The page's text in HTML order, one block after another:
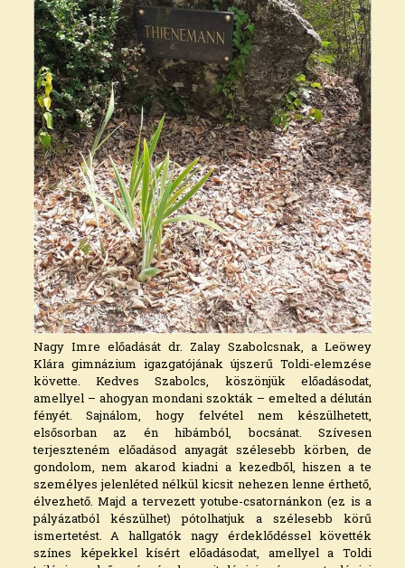
Nagy Imre előadását dr. Zalay Szabolcsnak, a Leöwey
Klára gimnázium igazgatójának újszerű Toldi-elemzése
követte. Kedves Szabolcs, köszönjük előadásodat,
amellyel – ahogyan mondani szokták – emelted a délután
fényét. Sajnálom, hogy felvétel nem készülhetett,
elsősorban az én hibámból, bocsánat. Szívesen
terjeszteném előadásod anyagát szélesebb körben, de
gondolom, nem akarod kiadni a kezedből, hiszen a te
személyes jelenléted nélkül kicsit nehezen lenne érthető,
élvezhető. Majd a tervezett yotube-csatornánkon (ez is a
pályázatból készülhet) pótolhatjuk a szélesebb körű
ismertetést. A hallgatók nagy érdeklődéssel követték
színes képekkel kísért előadásodat, amellyel a Toldi